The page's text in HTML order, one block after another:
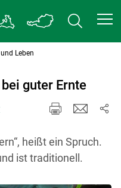
Leben
guter Ernte
heißt ein Spruch.
ist traditionell.